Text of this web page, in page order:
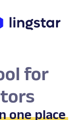
for
one place